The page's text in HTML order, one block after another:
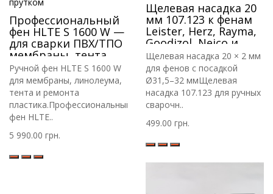
Профессиональный
фен HLTE S 1600 W —
для сварки ПВХ/ТПО
мембраны, тента,
лайнера, пластика
прутком
Ручной фен HLTE S 1600 W
для мембраны, линолеума,
тента и ремонта
пластика.Профессиональный
фен HLTE..
5 990.00 грн.
Щелевая насадка 20
мм 107.123 к фенам
Leister, Herz, Rayma,
Goodizol, Neico и
другим
Щелевая насадка 20 × 2 мм
для фенов с посадкой
Ø31,5–32 ммЩелевая
насадка 107.123 для ручных
сварочн..
499.00 грн.